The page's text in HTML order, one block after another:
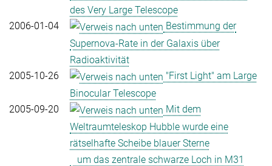
des Very Large Telescope
2006-01-04
Bestimmung der
Supernova-Rate in der Galaxis über
Radioaktivität
2005-10-26
"First Light" am Large
Binocular Telescope
2005-09-20
Mit dem
Weltraumteleskop Hubble wurde eine
rätselhafte Scheibe blauer Sterne
um das zentrale schwarze Loch in M31